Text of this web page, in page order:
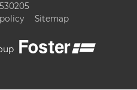
Sitemap